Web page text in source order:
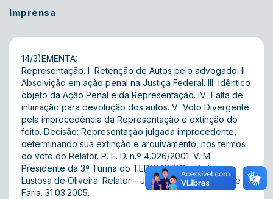
Imprensa
14/3)EMENTA:
Representação. I  Retenção de Autos pelo advogado. II 
Absolvição em ação penal na Justiça Federal. III  Idêntico
objeto da Ação Penal e da Representação. IV  Falta de
intimação para devolução dos autos. V  Voto Divergente
pela improcedência da Representação e extinção do
feito. Decisão: Representação julgada improcedente,
determinando sua extinção e arquivamento, nos termos
do voto do Relator. P. E. D. n.º 4.026/2001. V. M.
Presidente da 3ª Turma do TED/OAB/GO – Dr. Isaque
Lustosa de Oliveira. Relator – Juiz Amadeu Gustavo de
Faria. 31.03.2005.